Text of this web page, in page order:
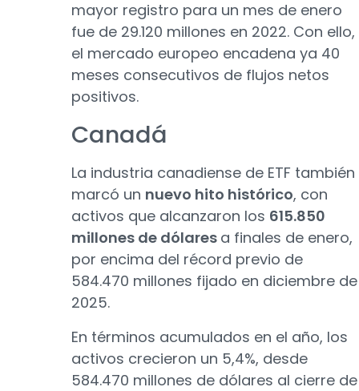
mayor registro para un mes de enero
fue de 29.120 millones en 2022. Con ello,
el mercado europeo encadena ya 40
meses consecutivos de flujos netos
positivos.
Canadá
La industria canadiense de ETF también
marcó un nuevo hito histórico, con
activos que alcanzaron los 615.850
millones de dólares a finales de enero,
por encima del récord previo de
584.470 millones fijado en diciembre de
2025.
En términos acumulados en el año, los
activos crecieron un 5,4%, desde
584.470 millones de dólares al cierre de